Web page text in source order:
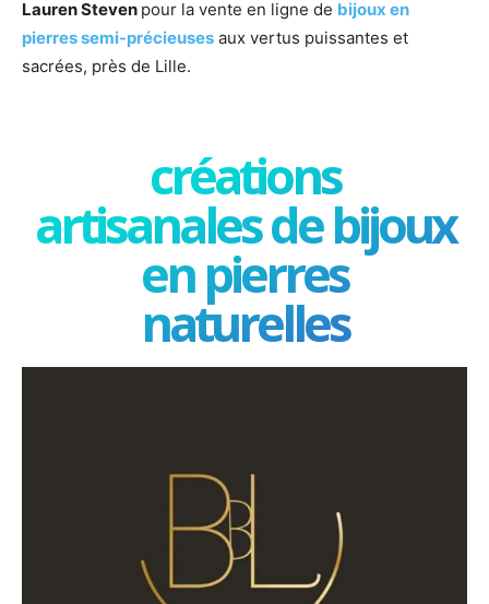
Lauren Steven pour la vente en ligne de bijoux en
pierres semi-précieuses aux vertus puissantes et
sacrées, près de Lille.
créations
artisanales de bijoux
en pierres
naturelles